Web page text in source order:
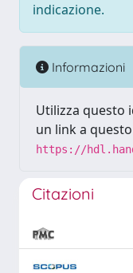
indicazione.
Informazioni
Utilizza questo
un link a
https://
Citazioni